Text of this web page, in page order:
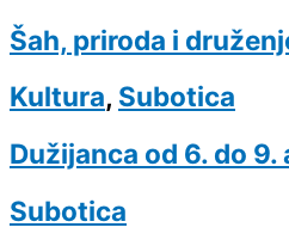
Šah, priroda i
Kultura, Subotica
Dužijanca od 6. do
Subotica